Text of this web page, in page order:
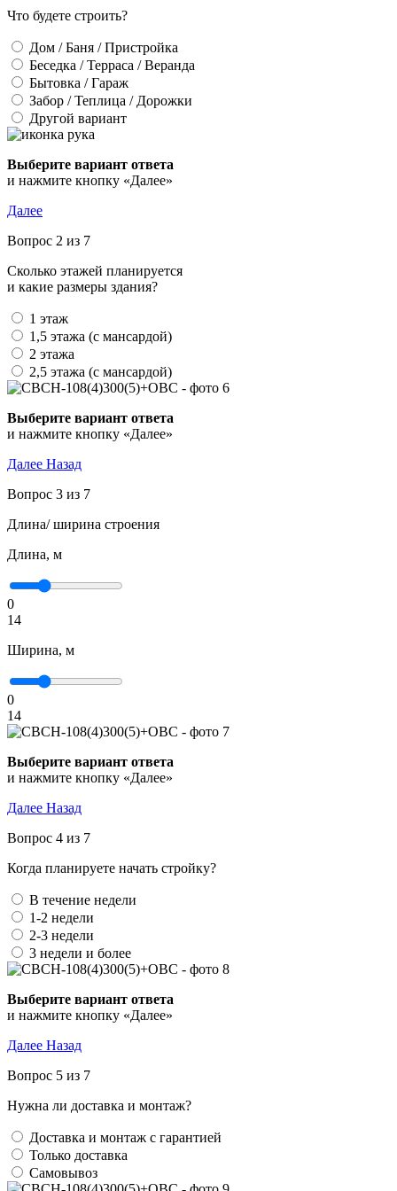
Что будете строить?
Дом / Баня / Пристройка
Беседка / Терраса / Веранда
Бытовка / Гараж
Забор / Теплица / Дорожки
Другой вариант
Выберите вариант ответа
и нажмите кнопку «Далее»
Далее
Вопрос 2 из 7
Сколько этажей планируется
и какие размеры здания?
1 этаж
1,5 этажа (с мансардой)
2 этажа
2,5 этажа (с мансардой)
Выберите вариант ответа
и нажмите кнопку «Далее»
Далее Назад
Вопрос 3 из 7
Длина/ ширина строения
Длина, м
0
14
Ширина, м
0
14
Выберите вариант ответа
и нажмите кнопку «Далее»
Далее Назад
Вопрос 4 из 7
Когда планируете начать стройку?
В течение недели
1-2 недели
2-3 недели
3 недели и более
Выберите вариант ответа
и нажмите кнопку «Далее»
Далее Назад
Вопрос 5 из 7
Нужна ли доставка и монтаж?
Доставка и монтаж с гарантией
Только доставка
Самовывоз